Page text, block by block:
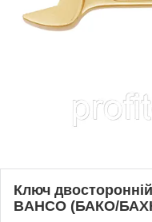
Ключ
BAHCO (БАКО/